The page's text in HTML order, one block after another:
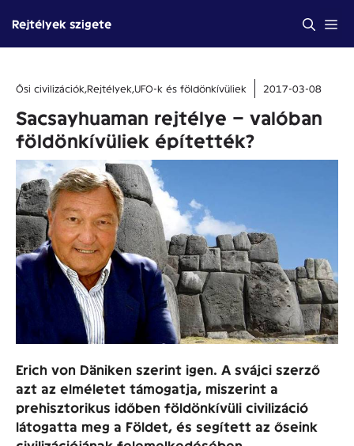
tartalomba
Rejtélyek szigete
Ősi civilizációk,Rejtélyek,UFO-k és földönkívüliek 2017-03-08
Sacsayhuaman rejtélye – valóban
földönkívüliek építették?
Erich von Däniken szerint igen. A svájci szerző
azt az elméletet támogatja, miszerint a
prehisztorikus időben földönkívüli civilizáció
látogatta meg a Földet, és segített az őseink